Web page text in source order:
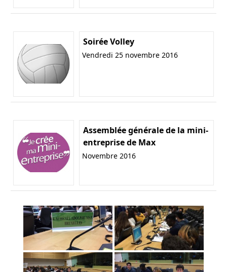
Soirée Volley
Vendredi 25 novembre 2016
Assemblée générale de la mini-
entreprise de Max
Novembre 2016